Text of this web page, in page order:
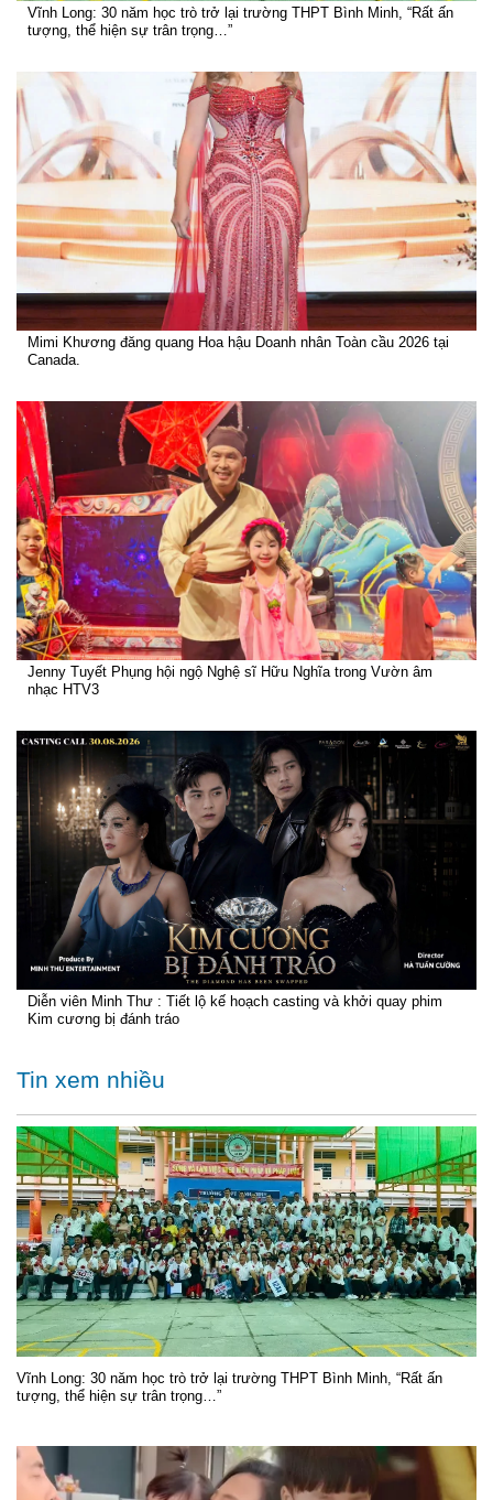
Vĩnh Long: 30 năm học trò trở lại trường THPT Bình Minh, “Rất ấn
tượng, thể hiện sự trân trọng…”
Mimi Khương đăng quang Hoa hậu Doanh nhân Toàn cầu 2026 tại
Canada.
Jenny Tuyết Phụng hội ngộ Nghệ sĩ Hữu Nghĩa trong Vườn âm
nhạc HTV3
Diễn viên Minh Thư : Tiết lộ kế hoạch casting và khởi quay phim
Kim cương bị đánh tráo
Tin xem nhiều
Vĩnh Long: 30 năm học trò trở lại trường THPT Bình Minh, “Rất ấn
tượng, thể hiện sự trân trọng…”